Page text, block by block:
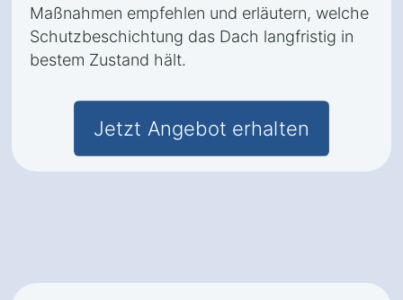
Maßnahmen empfehlen und erläutern, welche
Schutzbeschichtung das Dach langfristig in
bestem Zustand hält.
Jetzt Angebot erhalten